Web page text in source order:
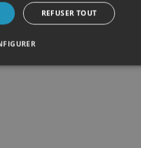
sa maison, un
tous ?
REFUSER TOUT